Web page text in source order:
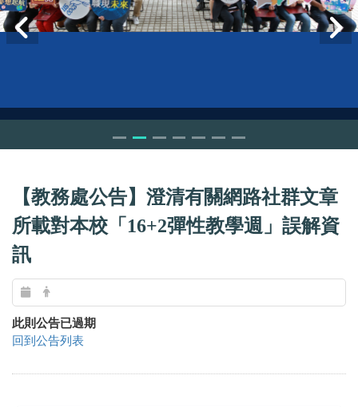
【教務處公告】澄清有關網路社群文章
所載對本校「16+2彈性教學週」誤解資
訊
此則公告已過期
回到公告列表